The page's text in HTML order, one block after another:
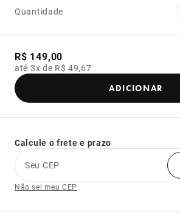
Quantidade
R$ 149,00
até 3x de R$ 49,67
ADICIONAR
Calcule o frete e prazo
Seu CEP
Não sei meu CEP